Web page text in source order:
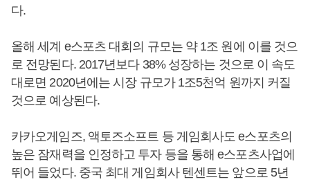
다.
올해 세계 e스포츠 대회의 규모는 약 1조 원에 이를 것으
로 전망된다. 2017년보다 38% 성장하는 것으로 이 속도
대로면 2020년에는 시장 규모가 1조5천억 원까지 커질
것으로 예상된다.
카카오게임즈, 액토즈소프트 등 게임회사도 e스포츠의
높은 잠재력을 인정하고 투자 등을 통해 e스포츠사업에
뛰어 들었다. 중국 최대 게임회사 텐센트는 앞으로 5년